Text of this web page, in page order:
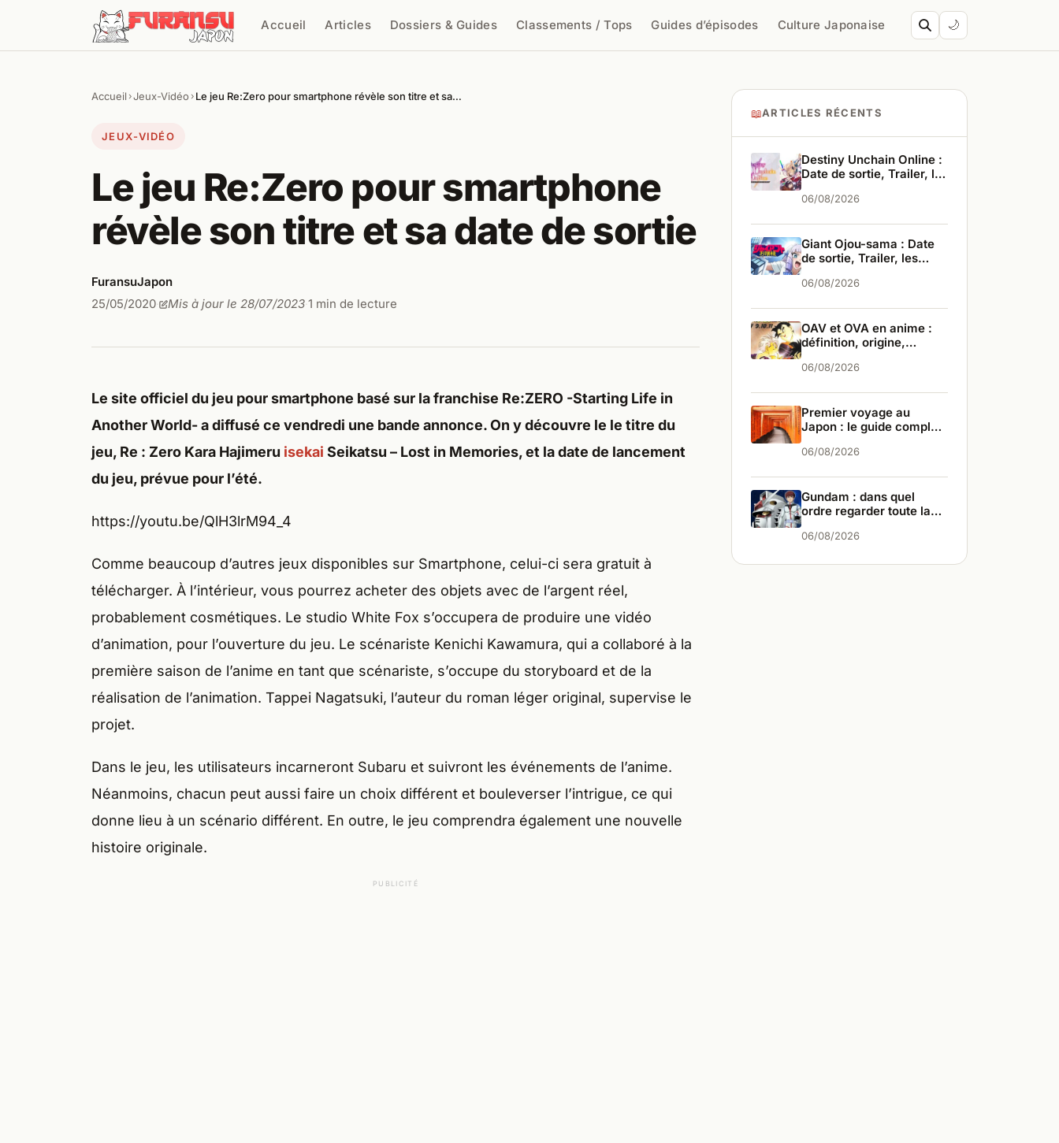
Aller au contenu
Accueil Articles Dossiers & Guides Classements / Tops Guides d’épisodes Culture Japonaise 🌙
Chercher
Accueil ›Jeux-Vidéo › Le jeu Re:Zero pour smartphone révèle son titre et sa…
JEUX-VIDÉO
Le jeu Re:Zero pour smartphone
révèle son titre et sa date de sortie
FuransuJapon
25/05/2020· Mis à jour le 28/07/2023·1 min de lecture
Le site officiel du jeu pour smartphone basé sur la franchise Re:ZERO -Starting Life in
Another World- a diffusé ce vendredi une bande annonce. On y découvre le le titre du
jeu, Re : Zero Kara Hajimeru isekai Seikatsu – Lost in Memories, et la date de lancement
du jeu, prévue pour l’été.
https://youtu.be/QlH3lrM94_4
Comme beaucoup d’autres jeux disponibles sur Smartphone, celui-ci sera gratuit à
télécharger. À l’intérieur, vous pourrez acheter des objets avec de l’argent réel,
probablement cosmétiques. Le studio White Fox s’occupera de produire une vidéo
d’animation, pour l’ouverture du jeu. Le scénariste Kenichi Kawamura, qui a collaboré à la
première saison de l’anime en tant que scénariste, s’occupe du storyboard et de la
réalisation de l’animation. Tappei Nagatsuki, l’auteur du roman léger original, supervise le
projet.
Dans le jeu, les utilisateurs incarneront Subaru et suivront les événements de l’anime.
Néanmoins, chacun peut aussi faire un choix différent et bouleverser l’intrigue, ce qui
donne lieu à un scénario différent. En outre, le jeu comprendra également une nouvelle
histoire originale.
PUBLICITÉ
📖ARTICLES RÉCENTS
Destiny Unchain Online :
Date de sortie, Trailer, les
06/08/2026
Giant Ojou-sama : Date
de sortie, Trailer, les
06/08/2026
OAV et OVA en anime :
définition, origine,
06/08/2026
Premier voyage au
Japon : le guide complet
06/08/2026
Gundam : dans quel
ordre regarder toute la
06/08/2026